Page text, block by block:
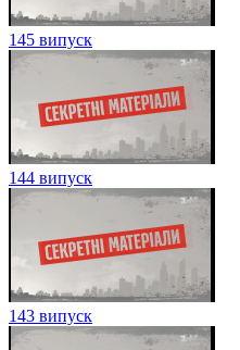
145 випуск
144 випуск
143 випуск